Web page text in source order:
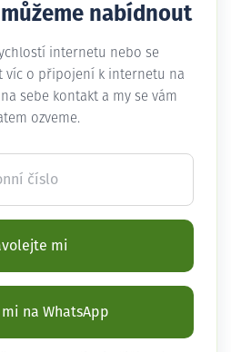
nabídnout
internetu nebo se
víc o připojení k internetu na
sebe kontakt a my se vám
ozveme.
číslo
mi
na WhatsApp